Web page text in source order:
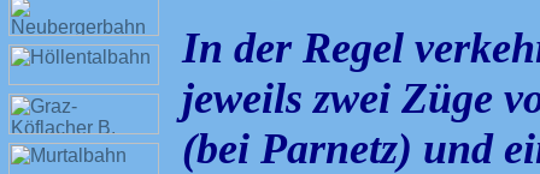
In der Regel
jeweils zwei Züge
(bei Parnetz) und